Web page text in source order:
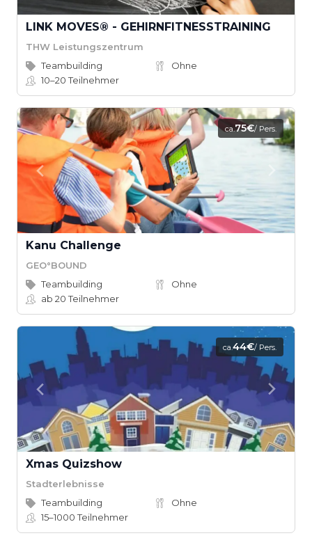
LINK MOVES® - GEHIRNFITNESSTRAINING
THW Leistungszentrum
Teambuilding
Ohne
10–20Teilnehmer
ca.75€/ Pers.
Kanu Challenge
GEO°BOUND
Teambuilding
Ohne
ab 20Teilnehmer
ca.44€/ Pers.
Xmas Quizshow
Stadterlebnisse
Teambuilding
Ohne
15–1000Teilnehmer